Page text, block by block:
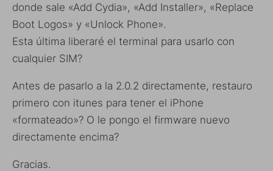
donde sale «Add Cydia», «Add Installer», «Replace
Boot Logos» y «Unlock Phone».
Esta última liberaré el terminal para usarlo con
cualquier SIM?
Antes de pasarlo a la 2.0.2 directamente, restauro
primero con itunes para tener el iPhone
«formateado»? O le pongo el firmware nuevo
directamente encima?
Gracias.